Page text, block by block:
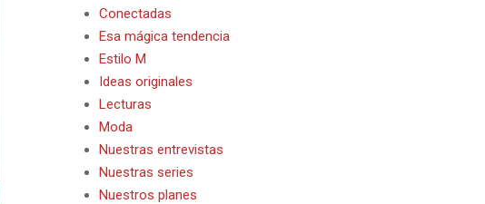
Conectadas
Esa mágica tendencia
Estilo M
Ideas originales
Lecturas
Moda
Nuestras entrevistas
Nuestras series
Nuestros planes